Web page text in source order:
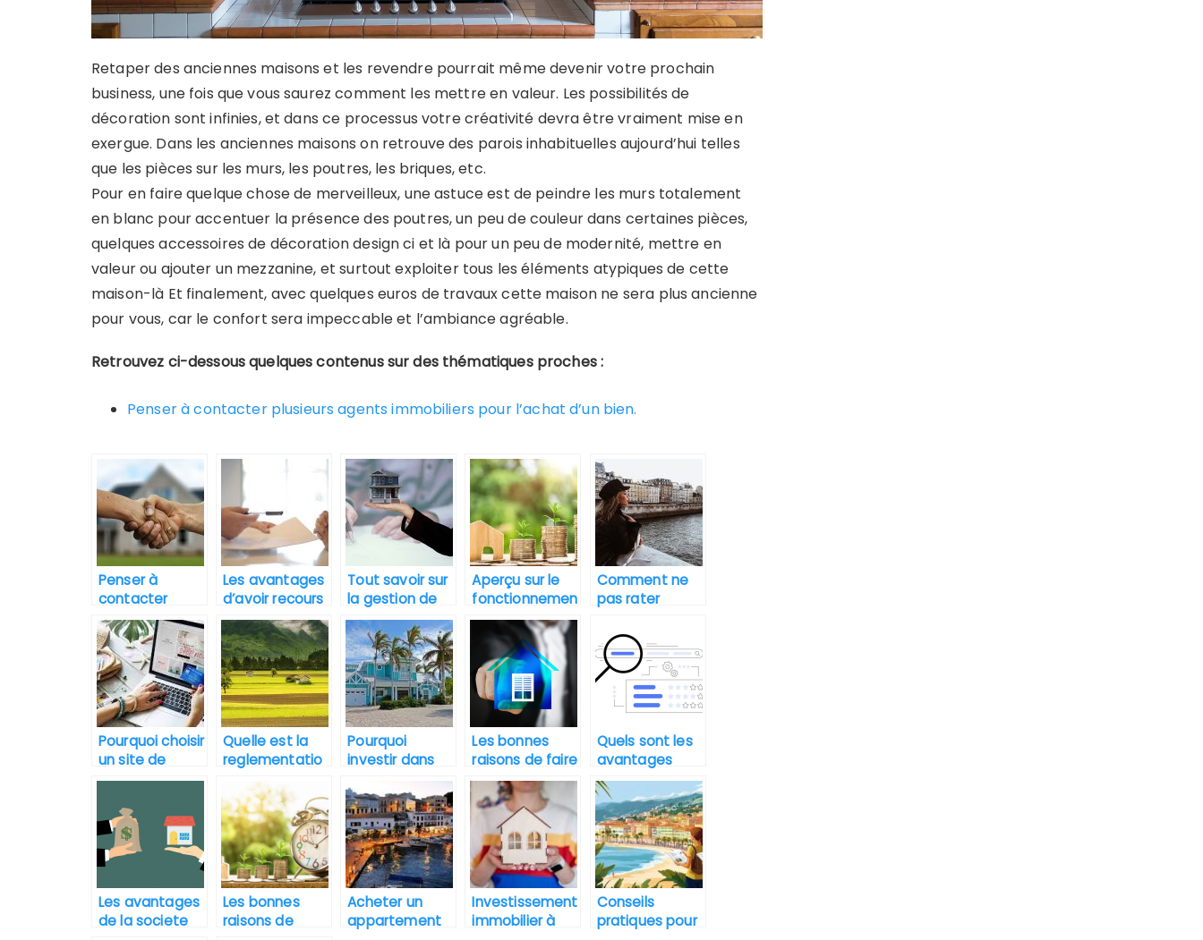
Retaper des anciennes maisons et les revendre pourrait même devenir votre prochain
business, une fois que vous saurez comment les mettre en valeur. Les possibilités de
décoration sont infinies, et dans ce processus votre créativité devra être vraiment mise en
exergue. Dans les anciennes maisons on retrouve des parois inhabituelles aujourd’hui telles
que les pièces sur les murs, les poutres, les briques, etc.
Pour en faire quelque chose de merveilleux, une astuce est de peindre les murs totalement
en blanc pour accentuer la présence des poutres, un peu de couleur dans certaines pièces,
quelques accessoires de décoration design ci et là pour un peu de modernité, mettre en
valeur ou ajouter un mezzanine, et surtout exploiter tous les éléments atypiques de cette
maison-là Et finalement, avec quelques euros de travaux cette maison ne sera plus ancienne
pour vous, car le confort sera impeccable et l’ambiance agréable.
Retrouvez ci-dessous quelques contenus sur des thématiques proches :
Penser à contacter plusieurs agents immobiliers pour l’achat d’un bien.
Penser à
contacter
plusieurs
agents
immobiliers
pour l’achat
d’un bien.
Les avantages
d’avoir recours
à une agence
immobilière à
Nice
Tout savoir sur
la gestion de
copropriété en
gestion
immobilière
Aperçu sur le
fonctionnemen
t du marché
immobilier
Comment ne
pas rater
idéal en île de
France ?
Pourquoi choisir
un site de
vente en ligne
d’une maison ?
Quelle est la
reglementatio
n pour la vente
d’un terrain
agricole ?
Pourquoi
investir dans
Floride ?
Les bonnes
raisons de faire
appel à un
aménageur ou
promoteur
foncier
Quels sont les
avantages
d’un moteur de
recherche
immobilier ?
Les avantages
de la societe
Les bonnes
raisons de
Acheter un
appartement
Investissement
immobilier à
Conseils
pratiques pour